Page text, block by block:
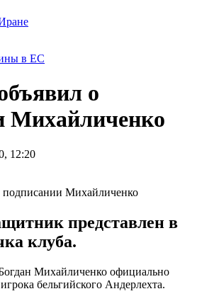
в ЕС
о
Михайличенко
12:20
представлен в
клуба.
Михайличенко официально
бельгийского Андерлехта.